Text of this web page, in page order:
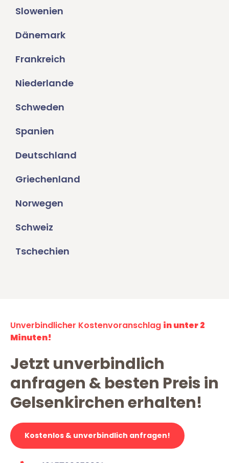
Slowenien
Dänemark
Frankreich
Niederlande
Schweden
Spanien
Deutschland
Griechenland
Norwegen
Schweiz
Tschechien
Unverbindlicher Kostenvoranschlag in unter 2
Minuten!
Jetzt unverbindlich
anfragen & besten Preis in
Gelsenkirchen erhalten!
Kostenlos & unverbindlich anfragen!